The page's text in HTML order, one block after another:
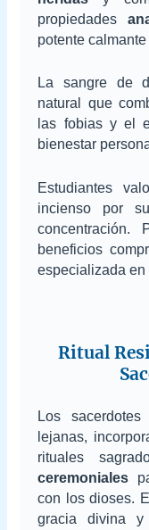
propiedades
potente
La sangre de
natural que
las fobias y el
bienestar
Estudiantes
incienso por
concentración.
beneficios
especializada
Ritual
Los
lejanas,
rituales
ceremoniales
con los dioses.
gracia divina y